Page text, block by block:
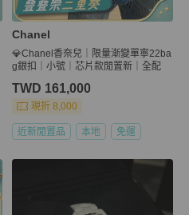
Chanel
💎Chanel香奈兒｜限量漸變單寧22ba
g銀扣｜小號｜芯片款閒置新｜全配
TWD 161,000
現折 8,000
近新閒置品 本地 免運